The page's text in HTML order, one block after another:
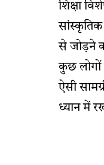
शिक्षा
सांस्कृतिक
से जोड़ने
कुछ लोगों
ऐसी
ध्यान में